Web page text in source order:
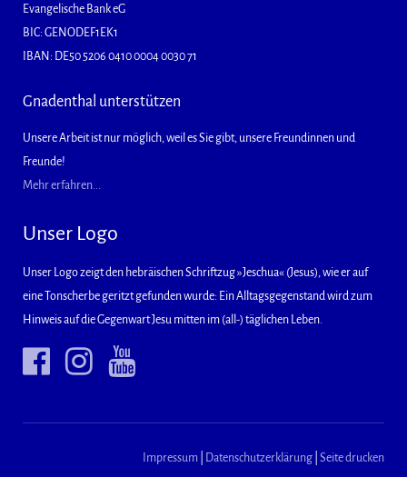
Evangelische Bank eG
BIC: GENODEF1EK1
IBAN: DE50 5206 0410 0004 0030 71
Gnadenthal unterstützen
Unsere Arbeit ist nur möglich, weil es Sie gibt, unsere Freundinnen und
Freunde!
Mehr erfahren...
Unser Logo
Unser Logo zeigt den hebräischen Schriftzug »Jeschua« (Jesus), wie er auf
eine Tonscherbe geritzt gefunden wurde: Ein Alltagsgegenstand wird zum
Hinweis auf die Gegenwart Jesu mitten im (all-) täglichen Leben.
Impressum Datenschutzerklärung Seite drucken